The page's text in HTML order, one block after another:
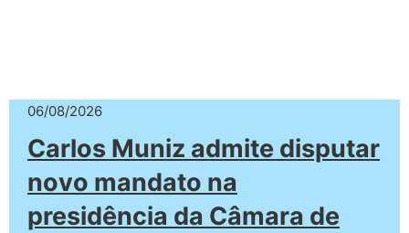
06/08/2026
Carlos Muniz admite disputar
novo mandato na
presidência da Câmara de